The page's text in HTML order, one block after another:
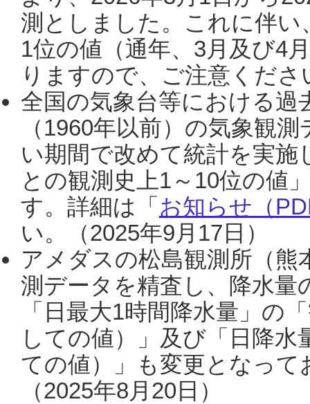
測としました。これに伴い
1位の値（通年、3月及び4
りますので、ご注意くだ
全国の気象台等における過
（1960年以前）の気象観
い期間で改めて統計を実
との観測史上1～10位の値
す。詳細は「 お知らせ（
い。（2025年9月17日）
アメダスの松島観測所（熊
測データを精査し、降水
「日最大1時間降水量」の
しての値）」及び「日降
ての値）」も変更となっ
（2025年8月20日）